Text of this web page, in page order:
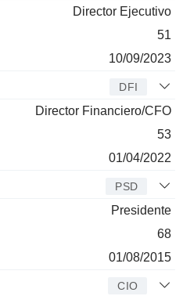
Director Ejecutivo
51
10/09/2023
DFI
Director Financiero/CFO
53
01/04/2022
PSD
Presidente
68
01/08/2015
CIO